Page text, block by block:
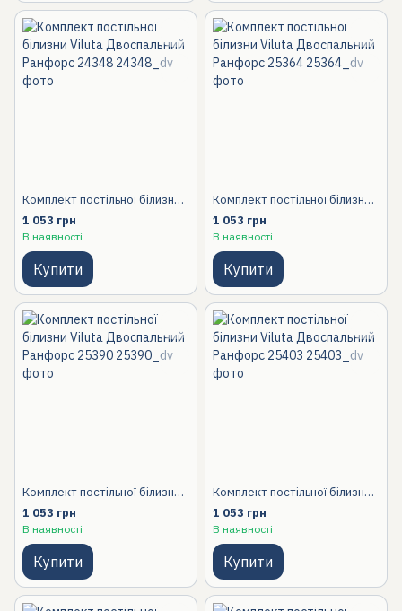
Комплект постільної білизни Viluta Двоспальний Ранфорс 24348
1 053 грн
В наявності
Купити
Комплект постільної білизни Viluta Двоспальний Ранфорс 25364
1 053 грн
В наявності
Купити
Комплект постільної білизни Viluta Двоспальний Ранфорс 25390
1 053 грн
В наявності
Купити
Комплект постільної білизни Viluta Двоспальний Ранфорс 25403
1 053 грн
В наявності
Купити